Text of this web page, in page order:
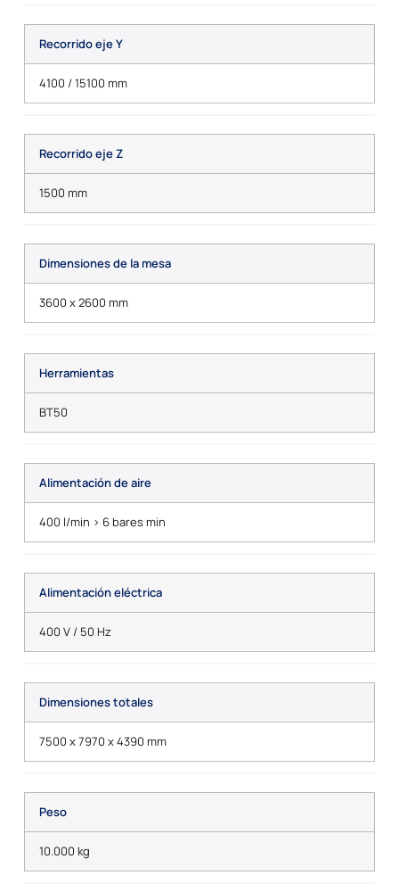
Recorrido eje Y
4100 / 15100 mm
Recorrido eje Z
1500 mm
Dimensiones de la mesa
3600 x 2600 mm
Herramientas
BT50
Alimentación de aire
400 l/min > 6 bares min
Alimentación eléctrica
400 V / 50 Hz
Dimensiones totales
7500 x 7970 x 4390 mm
Peso
10.000 kg